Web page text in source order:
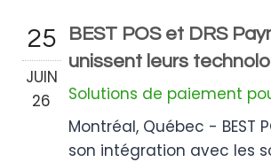
25
JUIN
26
BEST POS et DRS
unissent leurs
Solutions de paiement
Montréal, Québec - BEST
son intégration avec les